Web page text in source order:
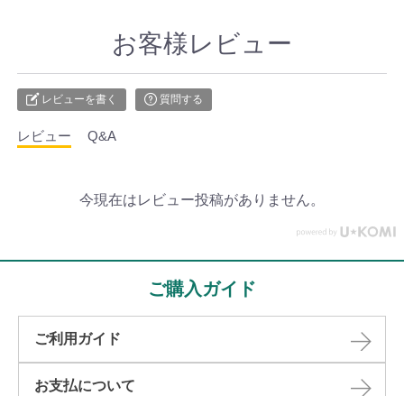
お客様レビュー
レビューを書く 質問する
レビュー Q&A
今現在はレビュー投稿がありません。
ご購入ガイド
ご利用ガイド
お支払について